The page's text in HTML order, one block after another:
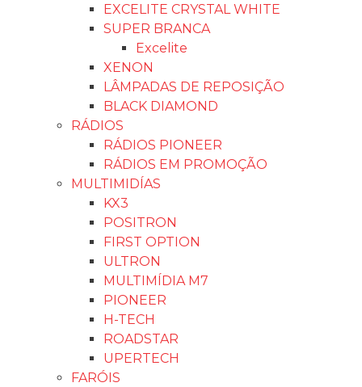
EXCELITE CRYSTAL WHITE
SUPER BRANCA
Excelite
XENON
LÂMPADAS DE REPOSIÇÃO
BLACK DIAMOND
RÁDIOS
RÁDIOS PIONEER
RÁDIOS EM PROMOÇÃO
MULTIMIDÍAS
KX3
POSITRON
FIRST OPTION
ULTRON
MULTIMÍDIA M7
PIONEER
H-TECH
ROADSTAR
UPERTECH
FARÓIS